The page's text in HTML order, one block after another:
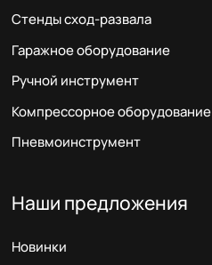
Стенды сход-развала
Гаражное оборудование
Ручной инструмент
Компрессорное оборудование
Пневмоинструмент
Наши предложения
Новинки